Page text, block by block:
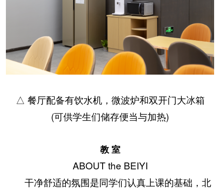
△ 餐厅配备有饮水机，微波炉和双开门大冰箱
(可供学生们储存便当与加热)
教 室
ABOUT the BEIYI
干净舒适的氛围是同学们认真上课的基础，北